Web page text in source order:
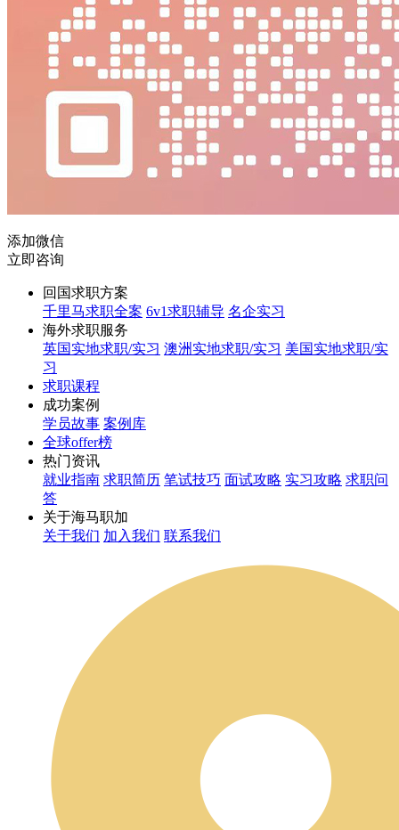
添加微信
立即咨询
回国求职方案
千里马求职全案 6v1求职辅导 名企实习
海外求职服务
英国实地求职/实习 澳洲实地求职/实习 美国实地求职/实
习
求职课程
成功案例
学员故事 案例库
全球offer榜
热门资讯
就业指南 求职简历 笔试技巧 面试攻略 实习攻略 求职问
答
关于海马职加
关于我们 加入我们 联系我们